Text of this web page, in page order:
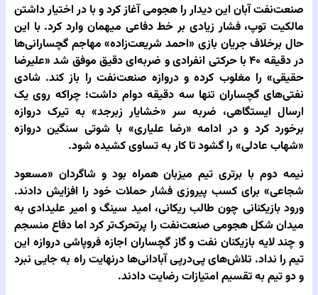
صنعت‌نفت آبان این دیدار را هجومی آغاز کرد و با در اختیار داشتن
مالکیت توپ، فشار زیادی بر خط دفاعی میهمان وارد کرد. با این
حال برخلاف جریان بازی «احمد شریعت‌زاده» مهاجم گچسارانی‌ها
در دقیقه ۴۰ با حرکتی انفرادی و ضربه‌ای دقیق موفق شد «علیرضا
حقیقی» را مغلوب کرده و دروازه صنعت‌نفت را باز کند. شادی
نفتی‌های گچساران تنها سه دقیقه دوام داشت؛ چراکه روی یک
ارسال ایستگاهی، ضربه سر «خشایار زبرجد» به تیرک دروازه
برخورد کرد و در ادامه «رضا علیاری» با شوتی سنگین دروازه
«شهاب عادلی» را گشود تا کار به تساوی کشیده شود.
نیمه دوم با برتری تیم میزبان همراه بود و شاگردان «مسعود
شجاعی» برای کسب پیروزی فشار حملات خود را افزایش دادند.
ورود بازیکنانی چون طالب ریکانی، امید سینگ و امیر علیدادی به
میدان شکل هجومی صنعت‌نفت را پرتحرک‌تر کرد اما دفاع منسجم
و چند لایه بازیکنان نفت و گاز گچساران اجازه فروپاشی دروازه این
تیم را نداد. تلاش‌های پی‌درپی آبادانی‌ها درنهایت راه به جایی نبرد
و دو تیم به تقسیم امتیازات رضایت دادند.